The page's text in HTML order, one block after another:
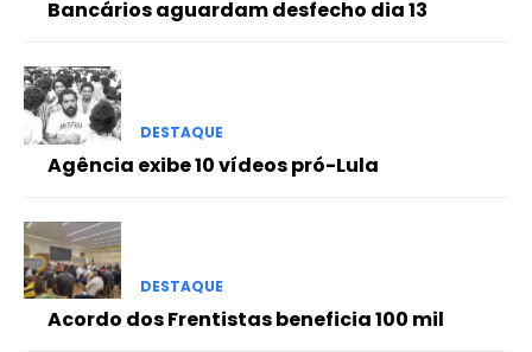
Bancários aguardam desfecho dia 13
DESTAQUE
Agência exibe 10 vídeos pró-Lula
DESTAQUE
Acordo dos Frentistas beneficia 100 mil